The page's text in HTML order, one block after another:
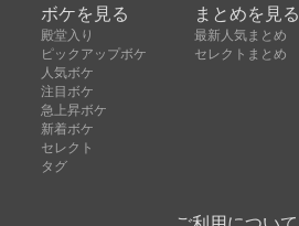
ボケを見る
殿堂入り
ピックアップボケ
人気ボケ
注目ボケ
急上昇ボケ
新着ボケ
セレクト
タグ
まとめを見る
最新人気まとめ
セレクトまとめ